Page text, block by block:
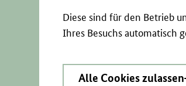
Diese sind für den Betrieb
Ihres Besuchs automatisch
Alle Cookies zulassen